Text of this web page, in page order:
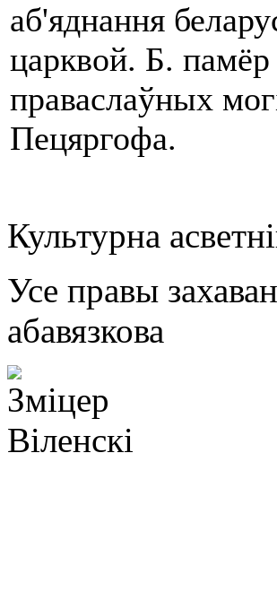
аб'яднання
царквой. Б. памёр
праваслаўных
Пецяргофа.
Культурна
Усе правы
абавязкова